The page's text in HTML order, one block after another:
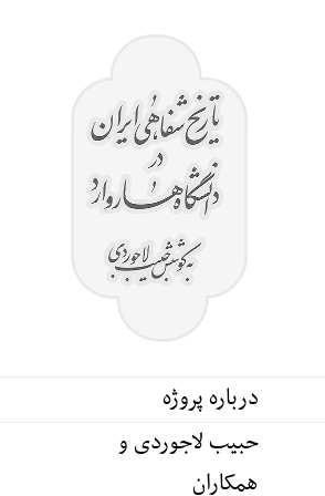
درباره پروژه
حبیب لاجوردی و
همکاران